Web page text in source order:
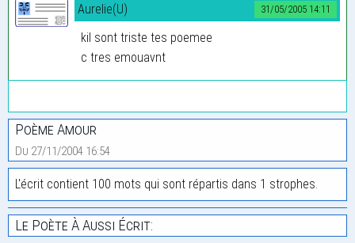
31/05/2005 14:11
Aurelie(U)
kil sont triste tes poemee
c tres emouavnt
Poème Amour
Du 27/11/2004 16:54
L'écrit contient 100 mots qui sont répartis dans 1 strophes.
Le Poète À Aussi Écrit: